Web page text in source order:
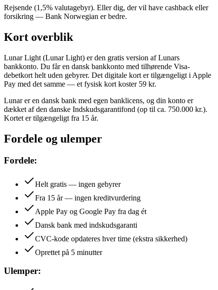
Rejsende (1,5% valutagebyr). Eller dig, der vil have cashback eller
forsikring — Bank Norwegian er bedre.
Kort overblik
Lunar Light (Lunar Light) er den gratis version af Lunars
bankkonto. Du får en dansk bankkonto med tilhørende Visa-
debetkort helt uden gebyrer. Det digitale kort er tilgængeligt i Apple
Pay med det samme — et fysisk kort koster 59 kr.
Lunar er en dansk bank med egen banklicens, og din konto er
dækket af den danske Indskudsgarantifond (op til ca. 750.000 kr.).
Kortet er tilgængeligt fra 15 år.
Fordele og ulemper
Fordele:
Helt gratis — ingen gebyrer
Fra 15 år — ingen kreditvurdering
Apple Pay og Google Pay fra dag ét
Dansk bank med indskudsgaranti
CVC-kode opdateres hver time (ekstra sikkerhed)
Oprettet på 5 minutter
Ulemper: